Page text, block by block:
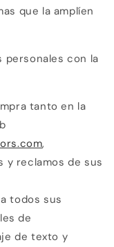
que la amplíen
con la
tanto en la
,
y reclamos de sus
todos sus
de
de texto y